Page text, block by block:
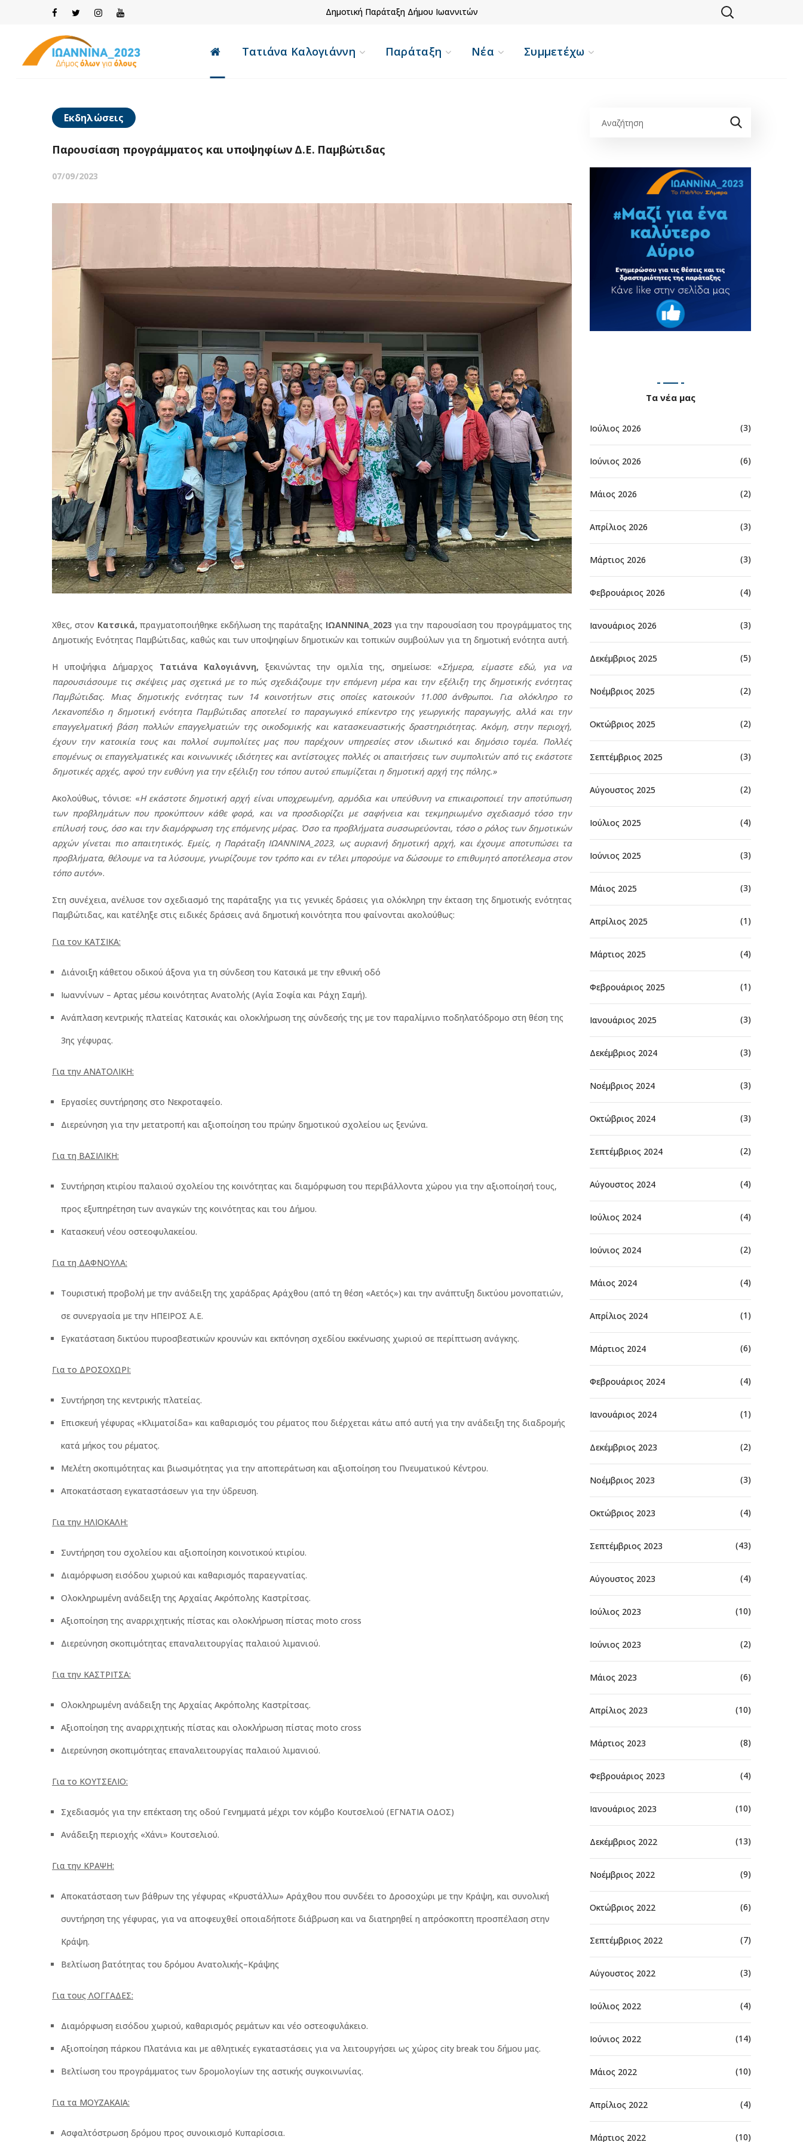
Δημοτική Παράταξη Δήμου Ιωαννιτών
Τατιάνα Καλογιάννη Παράταξη Νέα Συμμετέχω
Εκδηλώσεις
Παρουσίαση προγράμματος και υποψηφίων Δ.Ε. Παμβώτιδας
07/09/2023
Χθες, στον Κατσικά, πραγματοποιήθηκε εκδήλωση της παράταξης ΙΩΑΝΝΙΝΑ_2023 για την παρουσίαση του προγράμματος της
Δημοτικής Ενότητας Παμβώτιδας, καθώς και των υποψηφίων δημοτικών και τοπικών συμβούλων για τη δημοτική ενότητα αυτή.
Η υποψήφια Δήμαρχος Τατιάνα Καλογιάννη, ξεκινώντας την ομιλία της, σημείωσε: «Σήμερα, είμαστε εδώ, για να
παρουσιάσουμε τις σκέψεις μας σχετικά με το πώς σχεδιάζουμε την επόμενη μέρα και την εξέλιξη της δημοτικής ενότητας
Παμβώτιδας. Μιας δημοτικής ενότητας των 14 κοινοτήτων στις οποίες κατοικούν 11.000 άνθρωποι. Για ολόκληρο το
Λεκανοπέδιο η δημοτική ενότητα Παμβώτιδας αποτελεί το παραγωγικό επίκεντρο της γεωργικής παραγωγής, αλλά και την
επαγγελματική βάση πολλών επαγγελματιών της οικοδομικής και κατασκευαστικής δραστηριότητας. Ακόμη, στην περιοχή,
έχουν την κατοικία τους και πολλοί συμπολίτες μας που παρέχουν υπηρεσίες στον ιδιωτικό και δημόσιο τομέα. Πολλές
επομένως οι επαγγελματικές και κοινωνικές ιδιότητες και αντίστοιχες πολλές οι απαιτήσεις των συμπολιτών από τις εκάστοτε
δημοτικές αρχές, αφού την ευθύνη για την εξέλιξη του τόπου αυτού επωμίζεται η δημοτική αρχή της πόλης.»
Ακολούθως, τόνισε: «Η εκάστοτε δημοτική αρχή είναι υποχρεωμένη, αρμόδια και υπεύθυνη να επικαιροποιεί την αποτύπωση
των προβλημάτων που προκύπτουν κάθε φορά, και να προσδιορίζει με σαφήνεια και τεκμηριωμένο σχεδιασμό τόσο την
επίλυσή τους, όσο και την διαμόρφωση της επόμενης μέρας. Όσο τα προβλήματα συσσωρεύονται, τόσο ο ρόλος των δημοτικών
αρχών γίνεται πιο απαιτητικός. Εμείς, η Παράταξη ΙΩΑΝΝΙΝΑ_2023, ως αυριανή δημοτική αρχή, και έχουμε αποτυπώσει τα
προβλήματα, θέλουμε να τα λύσουμε, γνωρίζουμε τον τρόπο και εν τέλει μπορούμε να δώσουμε το επιθυμητό αποτέλεσμα στον
τόπο αυτόν».
Στη συνέχεια, ανέλυσε τον σχεδιασμό της παράταξης για τις γενικές δράσεις για ολόκληρη την έκταση της δημοτικής ενότητας
Παμβώτιδας, και κατέληξε στις ειδικές δράσεις ανά δημοτική κοινότητα που φαίνονται ακολούθως:
Για τον ΚΑΤΣΙΚΑ:
Διάνοιξη κάθετου οδικού άξονα για τη σύνδεση του Κατσικά με την εθνική οδό
Ιωαννίνων – Aρτας μέσω κοινότητας Ανατολής (Αγία Σοφία και Ράχη Σαμή).
Ανάπλαση κεντρικής πλατείας Κατσικάς και ολοκλήρωση της σύνδεσής της με τον παραλίμνιο ποδηλατόδρομο στη θέση της
3ης γέφυρας.
Για την ΑΝΑΤΟΛΙΚΗ:
Εργασίες συντήρησης στο Νεκροταφείο.
Διερεύνηση για την μετατροπή και αξιοποίηση του πρώην δημοτικού σχολείου ως ξενώνα.
Για τη ΒΑΣΙΛΙΚΗ:
Συντήρηση κτιρίου παλαιού σχολείου της κοινότητας και διαμόρφωση του περιβάλλοντα χώρου για την αξιοποίησή τους,
προς εξυπηρέτηση των αναγκών της κοινότητας και του Δήμου.
Κατασκευή νέου οστεοφυλακείου.
Για τη ΔΑΦΝΟΥΛΑ:
Τουριστική προβολή με την ανάδειξη της χαράδρας Αράχθου (από τη θέση «Αετός») και την ανάπτυξη δικτύου μονοπατιών,
σε συνεργασία με την ΗΠΕΙΡΟΣ Α.Ε.
Εγκατάσταση δικτύου πυροσβεστικών κρουνών και εκπόνηση σχεδίου εκκένωσης χωριού σε περίπτωση ανάγκης.
Για το ΔΡΟΣΟΧΩΡΙ:
Συντήρηση της κεντρικής πλατείας.
Επισκευή γέφυρας «Κλιματσίδα» και καθαρισμός του ρέματος που διέρχεται κάτω από αυτή για την ανάδειξη της διαδρομής
κατά μήκος του ρέματος.
Μελέτη σκοπιμότητας και βιωσιμότητας για την αποπεράτωση και αξιοποίηση του Πνευματικού Κέντρου.
Αποκατάσταση εγκαταστάσεων για την ύδρευση.
Για την ΗΛΙΟΚΑΛΗ:
Συντήρηση του σχολείου και αξιοποίηση κοινοτικού κτιρίου.
Διαμόρφωση εισόδου χωριού και καθαρισμός παραεγνατίας.
Ολοκληρωμένη ανάδειξη της Αρχαίας Ακρόπολης Καστρίτσας.
Αξιοποίηση της αναρριχητικής πίστας και ολοκλήρωση πίστας moto cross
Διερεύνηση σκοπιμότητας επαναλειτουργίας παλαιού λιμανιού.
Για την ΚΑΣΤΡΙΤΣΑ:
Ολοκληρωμένη ανάδειξη της Αρχαίας Ακρόπολης Καστρίτσας.
Αξιοποίηση της αναρριχητικής πίστας και ολοκλήρωση πίστας moto cross
Διερεύνηση σκοπιμότητας επαναλειτουργίας παλαιού λιμανιού.
Για το ΚΟΥΤΣΕΛΙΟ:
Σχεδιασμός για την επέκταση της οδού Γενημματά μέχρι τον κόμβο Κουτσελιού (ΕΓΝΑΤΙΑ ΟΔΟΣ)
Ανάδειξη περιοχής «Χάνι» Κουτσελιού.
Για την ΚΡΑΨΗ:
Αποκατάσταση των βάθρων της γέφυρας «Κρυστάλλω» Αράχθου που συνδέει το Δροσοχώρι με την Κράψη, και συνολική
συντήρηση της γέφυρας, για να αποφευχθεί οποιαδήποτε διάβρωση και να διατηρηθεί η απρόσκοπτη προσπέλαση στην
Κράψη.
Βελτίωση βατότητας του δρόμου Ανατολικής–Κράψης
Για τους ΛΟΓΓΑΔΕΣ:
Διαμόρφωση εισόδου χωριού, καθαρισμός ρεμάτων και νέο οστεοφυλάκειο.
Αξιοποίηση πάρκου Πλατάνια και με αθλητικές εγκαταστάσεις για να λειτουργήσει ως χώρος city break του δήμου μας.
Βελτίωση του προγράμματος των δρομολογίων της αστικής συγκοινωνίας.
Για τα ΜΟΥΖΑΚΑΙΑ:
Ασφαλτόστρωση δρόμου προς συνοικισμό Κυπαρίσσια.
Τα νέα μας
Ιούλιος 2026 (3)
Ιούνιος 2026 (6)
Μάιος 2026 (2)
Απρίλιος 2026 (3)
Μάρτιος 2026 (3)
Φεβρουάριος 2026 (4)
Ιανουάριος 2026 (3)
Δεκέμβριος 2025 (5)
Νοέμβριος 2025 (2)
Οκτώβριος 2025 (2)
Σεπτέμβριος 2025 (3)
Αύγουστος 2025 (2)
Ιούλιος 2025 (4)
Ιούνιος 2025 (3)
Μάιος 2025 (3)
Απρίλιος 2025 (1)
Μάρτιος 2025 (4)
Φεβρουάριος 2025 (1)
Ιανουάριος 2025 (3)
Δεκέμβριος 2024 (3)
Νοέμβριος 2024 (3)
Οκτώβριος 2024 (3)
Σεπτέμβριος 2024 (2)
Αύγουστος 2024 (4)
Ιούλιος 2024 (4)
Ιούνιος 2024 (2)
Μάιος 2024 (4)
Απρίλιος 2024 (1)
Μάρτιος 2024 (6)
Φεβρουάριος 2024 (4)
Ιανουάριος 2024 (1)
Δεκέμβριος 2023 (2)
Νοέμβριος 2023 (3)
Οκτώβριος 2023 (4)
Σεπτέμβριος 2023 (43)
Αύγουστος 2023 (4)
Ιούλιος 2023 (10)
Ιούνιος 2023 (2)
Μάιος 2023 (6)
Απρίλιος 2023 (10)
Μάρτιος 2023 (8)
Φεβρουάριος 2023 (4)
Ιανουάριος 2023 (10)
Δεκέμβριος 2022 (13)
Νοέμβριος 2022 (9)
Οκτώβριος 2022 (6)
Σεπτέμβριος 2022 (7)
Αύγουστος 2022 (3)
Ιούλιος 2022 (4)
Ιούνιος 2022 (14)
Μάιος 2022 (10)
Απρίλιος 2022 (4)
Μάρτιος 2022 (10)